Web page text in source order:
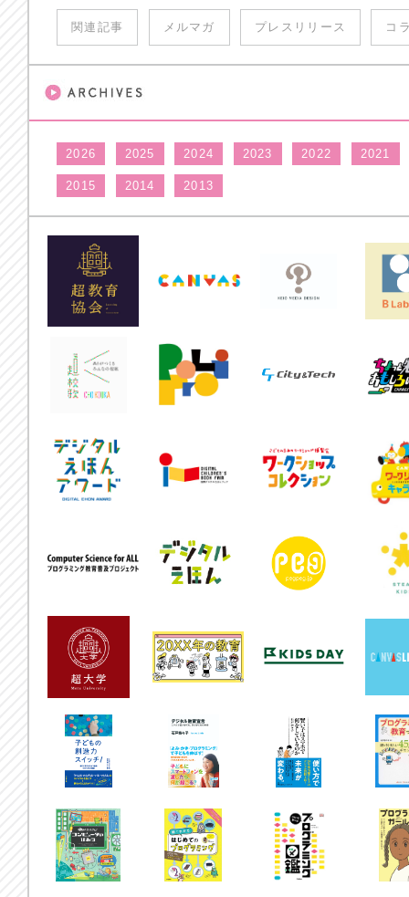
関連記事 メルマガ プレスリリース コ
2026 2025 2024 2023 2022 2021
2015 2014 2013